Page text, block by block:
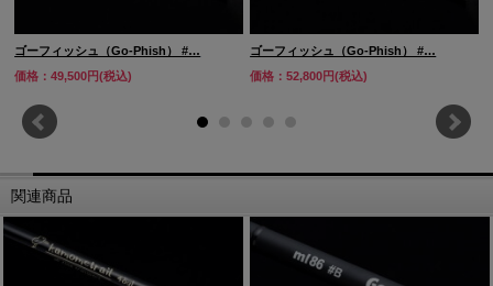
ゴーフィッシュ（Go-Phish） #…
価格：49,500円(税込)
ゴーフィッシュ（Go-Phish） #…
価格：52,800円(税込)
関連商品